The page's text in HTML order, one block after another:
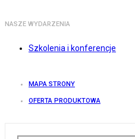
NASZE WYDARZENIA
Szkolenia i konferencje
MAPA STRONY
OFERTA PRODUKTOWA